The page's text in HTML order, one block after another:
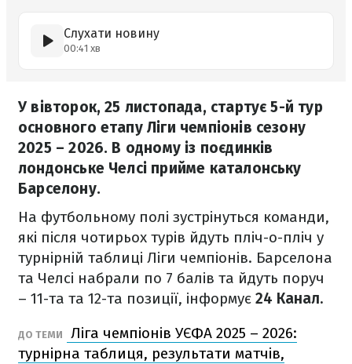
Слухати новину
00:41 хв
У вівторок, 25 листопада, стартує 5-й тур
основного етапу Ліги чемпіонів сезону
2025 – 2026. В одному із поєдинків
лондонське Челсі прийме каталонську
Барселону.
На футбольному полі зустрінуться команди,
які після чотирьох турів йдуть пліч-о-пліч у
турнірній таблиці Ліги чемпіонів. Барселона
та Челсі набрали по 7 балів та йдуть поруч
– 11-та та 12-та позиції, інформує 24 Канал.
ДО ТЕМИ
Ліга чемпіонів УЄФА 2025 – 2026:
турнірна таблиця, результати матчів,